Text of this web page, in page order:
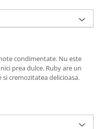
condimentate. Nu este
prea dulce. Ruby are un
cremozitatea delicioasa.